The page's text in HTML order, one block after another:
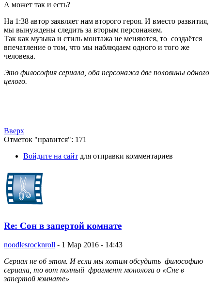
А может так и есть?
На 1:38 автор заявляет нам второго героя. И вместо развития,
мы вынуждены следить за вторым персонажем.
Так как музыка и стиль монтажа не меняются, то создаётся
впечатление о том, что мы наблюдаем одного и того же
человека.
Это философия сериала, оба персонажа две половины одного
целого.
Вверх
Отметок "нравится": 171
Войдите на сайт для отправки комментариев
Re: Сон в запертой комнате
noodlesrocknroll - 1 Мар 2016 - 14:43
Сериал не об этом. И если мы хотим обсудить философию
сериала, то вот полный фрагмент монолога о «Сне в
запертой комнате»